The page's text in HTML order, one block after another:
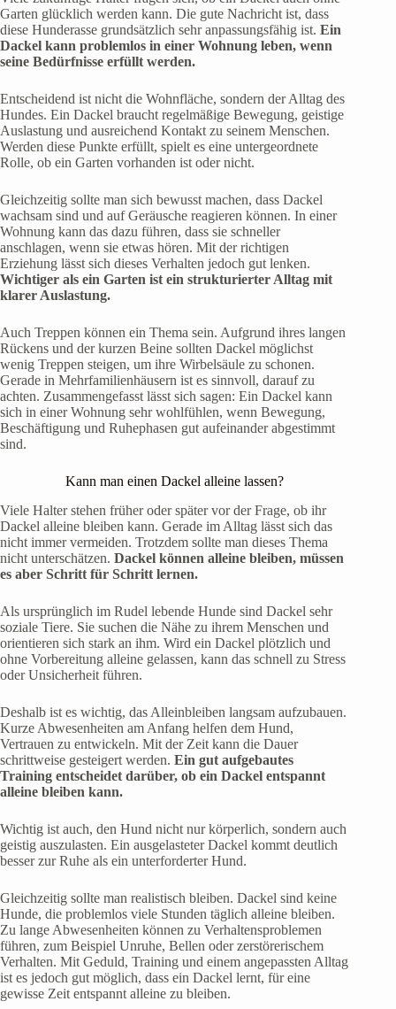
Garten glücklich werden kann. Die gute Nachricht ist, dass
diese Hunderasse grundsätzlich sehr anpassungsfähig ist. Ein
Dackel kann problemlos in einer Wohnung leben, wenn
seine Bedürfnisse erfüllt werden.
Entscheidend ist nicht die Wohnfläche, sondern der Alltag des
Hundes. Ein Dackel braucht regelmäßige Bewegung, geistige
Auslastung und ausreichend Kontakt zu seinem Menschen.
Werden diese Punkte erfüllt, spielt es eine untergeordnete
Rolle, ob ein Garten vorhanden ist oder nicht.
Gleichzeitig sollte man sich bewusst machen, dass Dackel
wachsam sind und auf Geräusche reagieren können. In einer
Wohnung kann das dazu führen, dass sie schneller
anschlagen, wenn sie etwas hören. Mit der richtigen
Erziehung lässt sich dieses Verhalten jedoch gut lenken.
Wichtiger als ein Garten ist ein strukturierter Alltag mit
klarer Auslastung.
Auch Treppen können ein Thema sein. Aufgrund ihres langen
Rückens und der kurzen Beine sollten Dackel möglichst
wenig Treppen steigen, um ihre Wirbelsäule zu schonen.
Gerade in Mehrfamilienhäusern ist es sinnvoll, darauf zu
achten. Zusammengefasst lässt sich sagen: Ein Dackel kann
sich in einer Wohnung sehr wohlfühlen, wenn Bewegung,
Beschäftigung und Ruhephasen gut aufeinander abgestimmt
sind.
Kann man einen Dackel alleine lassen?
Viele Halter stehen früher oder später vor der Frage, ob ihr
Dackel alleine bleiben kann. Gerade im Alltag lässt sich das
nicht immer vermeiden. Trotzdem sollte man dieses Thema
nicht unterschätzen. Dackel können alleine bleiben, müssen
es aber Schritt für Schritt lernen.
Als ursprünglich im Rudel lebende Hunde sind Dackel sehr
soziale Tiere. Sie suchen die Nähe zu ihrem Menschen und
orientieren sich stark an ihm. Wird ein Dackel plötzlich und
ohne Vorbereitung alleine gelassen, kann das schnell zu Stress
oder Unsicherheit führen.
Deshalb ist es wichtig, das Alleinbleiben langsam aufzubauen.
Kurze Abwesenheiten am Anfang helfen dem Hund,
Vertrauen zu entwickeln. Mit der Zeit kann die Dauer
schrittweise gesteigert werden. Ein gut aufgebautes
Training entscheidet darüber, ob ein Dackel entspannt
alleine bleiben kann.
Wichtig ist auch, den Hund nicht nur körperlich, sondern auch
geistig auszulasten. Ein ausgelasteter Dackel kommt deutlich
besser zur Ruhe als ein unterforderter Hund.
Gleichzeitig sollte man realistisch bleiben. Dackel sind keine
Hunde, die problemlos viele Stunden täglich alleine bleiben.
Zu lange Abwesenheiten können zu Verhaltensproblemen
führen, zum Beispiel Unruhe, Bellen oder zerstörerischem
Verhalten. Mit Geduld, Training und einem angepassten Alltag
ist es jedoch gut möglich, dass ein Dackel lernt, für eine
gewisse Zeit entspannt alleine zu bleiben.